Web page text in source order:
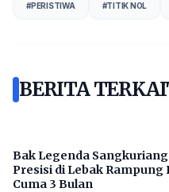
#PERISTIWA #TITIK NOL
BERITA
Bak Legenda
Presisi di Lebak Rampung
Cuma 3 Bulan